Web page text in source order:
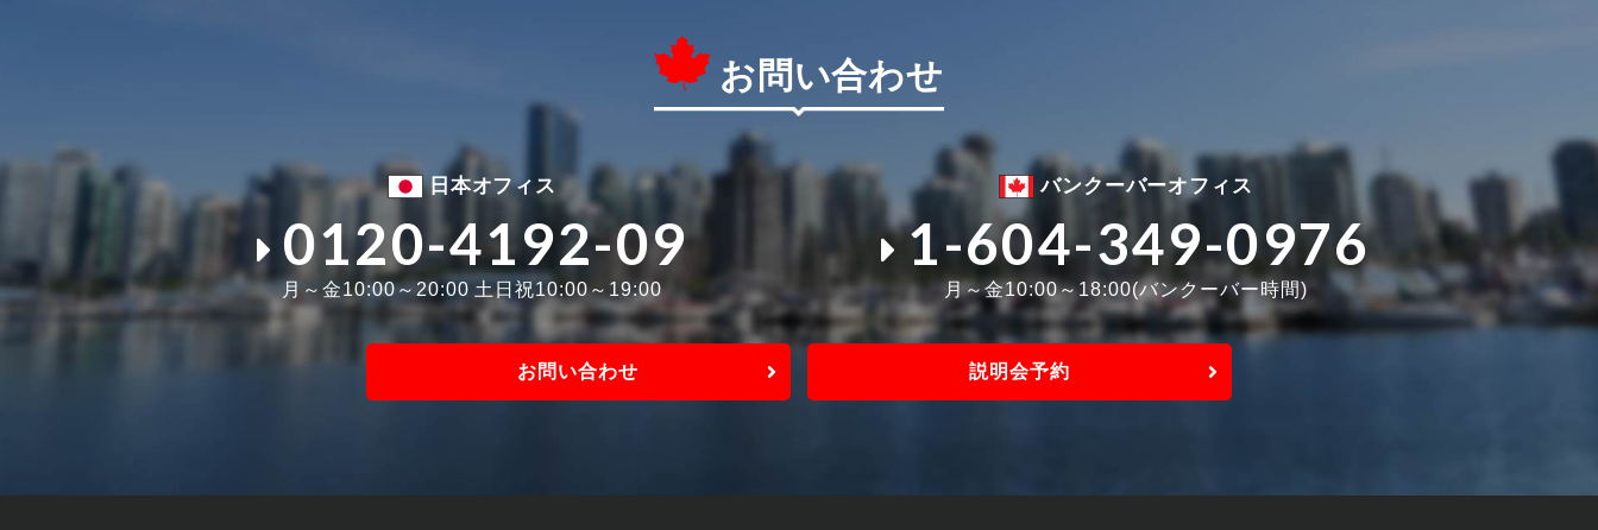
お問い合わせ
日本オフィス
0120-4192-09
月～金10:00～20:00 土日祝10:00～19:00
バンクーバーオフィス
1-604-349-0976
月～金10:00～18:00(バンクーバー時間)
お問い合わせ 説明会予約